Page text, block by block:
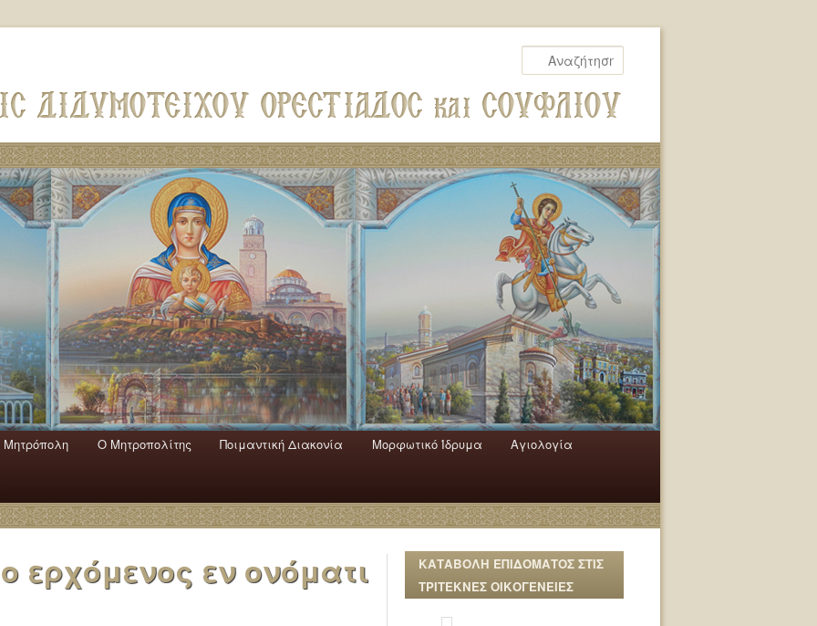
Mητρόπολη Ο Mητροπολίτης Ποιμαντική Διακονία Μορφωτικό Ίδρυμα Αγιολογία
ερχόμενος εν ονόματι
ΚΑΤΑΒΟΛΗ ΕΠΙΔΟΜΑΤΟΣ ΣΤΙΣ
ΤΡΙΤΕΚΝΕΣ ΟΙΚΟΓΕΝΕΙΕΣ